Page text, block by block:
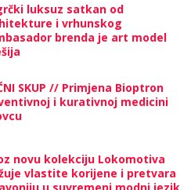
luksuz satkan od
i vrhunskog
brenda je art model
SKUP // Primjena Bioptron
i kurativnoj medicini
novu kolekciju Lokomotiva
vlastite korijene i pretvara